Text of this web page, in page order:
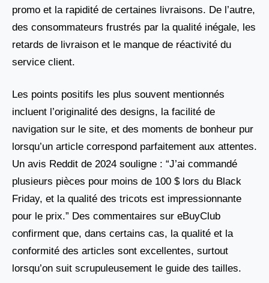
promo et la rapidité de certaines livraisons. De l’autre,
des consommateurs frustrés par la qualité inégale, les
retards de livraison et le manque de réactivité du
service client.
Les points positifs les plus souvent mentionnés
incluent l’originalité des designs, la facilité de
navigation sur le site, et des moments de bonheur pur
lorsqu’un article correspond parfaitement aux attentes.
Un avis Reddit de 2024 souligne : “J’ai commandé
plusieurs pièces pour moins de 100 $ lors du Black
Friday, et la qualité des tricots est impressionnante
pour le prix.” Des commentaires sur eBuyClub
confirment que, dans certains cas, la qualité et la
conformité des articles sont excellentes, surtout
lorsqu’on suit scrupuleusement le guide des tailles.